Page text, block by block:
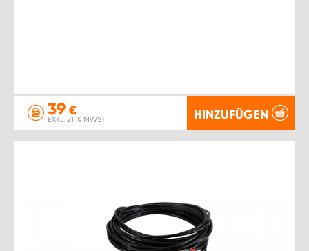
39 €
EXKL. 21 % MWST. HINZUFÜGEN